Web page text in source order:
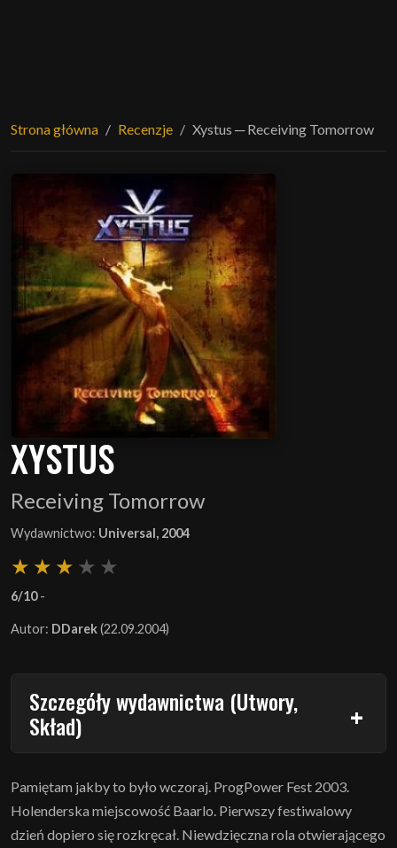
Strona główna Recenzje Xystus ─ Receiving Tomorrow
XYSTUS
Receiving Tomorrow
Wydawnictwo: Universal, 2004
6/10-
Autor: DDarek(22.09.2004)
Szczegóły wydawnictwa (Utwory,
Skład)
Pamiętam jakby to było wczoraj. ProgPower Fest 2003.
Holenderska miejscowość Baarlo. Pierwszy festiwalowy
dzień dopiero się rozkręcał. Niewdzięczna rola otwierającego